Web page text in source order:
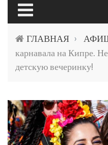
ГЛАВНАЯ ›
карнавала на Кипре.
детскую вечеринку!